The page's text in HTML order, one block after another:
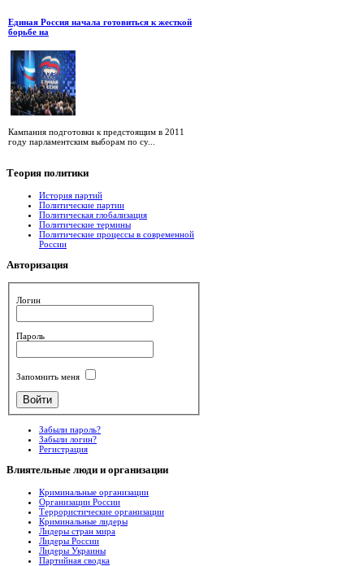
Единая Россия начала готовиться к жесткой
борьбе на
Кампания подготовки к предстоящим в 2011
году парламентским выборам по су...
Теория политики
История партий
Политические партии
Политическая глобализация
Политические термины
Политические процессы в современной
России
Авторизация
Логин
Пароль
Запомнить меня
Забыли пароль?
Забыли логин?
Регистрация
Влиятельные люди и организации
Криминальные организации
Организации России
Террористические организации
Криминальные лидеры
Лидеры стран мира
Лидеры России
Лидеры Украины
Партийная сводка